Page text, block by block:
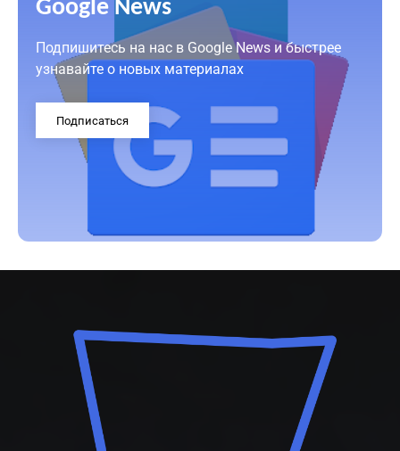
Google News
Подпишитесь на нас в Google News и быстрее
узнавайте о новых материалах
Подписаться